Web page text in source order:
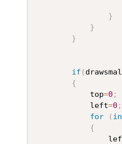
}
}
}
if (
{
			top
=0 ;
			left
=0 ;
for
(
{